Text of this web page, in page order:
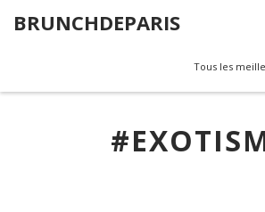
BRUNCHDEPARIS
Tous les